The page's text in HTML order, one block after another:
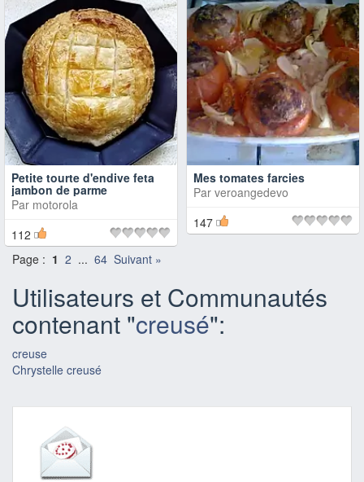
Petite tourte d'endive feta
jambon de parme
Par motorola
112
Mes tomates farcies
Par veroangedevo
147
Page : 1 2 ... 64 Suivant »
Utilisateurs et Communautés
contenant "creusé":
creuse
Chrystelle creusé